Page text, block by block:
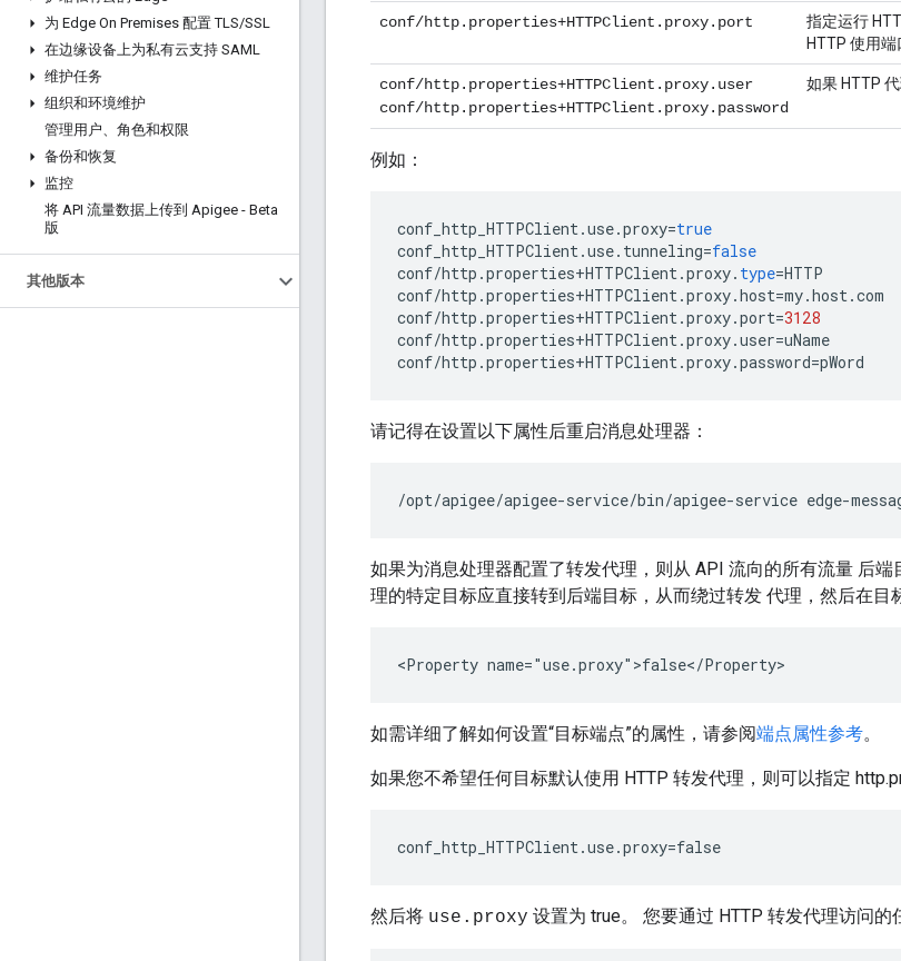
为 Edge On Premises 配置 TLS/SSL
在边缘设备上为私有云支持 SAML
维护任务
组织和环境维护
管理用户、角色和权限
备份和恢复
监控
将 API 流量数据上传到 Apigee - Beta
版
其他版本
conf/http.properties+HTTPClient.proxy.port
指定运行
HTTP 使用端
conf/http.properties+HTTPClient.proxy.user
conf/http.properties+HTTPClient.proxy.password
如果 HTTP
例如：
conf_http_HTTPClient.use.proxy=true
conf_http_HTTPClient.use. tunneling=false
conf/http .properties+HTTPClient.proxy. type=HTTP
conf/http .properties+HTTPClient.proxy.host=my.host.com
conf/http .properties+HTTPClient.proxy.port=3128
conf/http .properties+HTTPClient.proxy.user=uName
conf/http .properties+HTTPClient.proxy.password=pWord
请记得在设置以下属性后重启消息处理器：
/opt/apigee/apigee-service/bin/apigee-service edge-
如果为消息处理器配置了转发代理，则从 API 流向的所有流量 后
理的特定目标应直接转到后端目标，从而绕过转发 代理，然后在目
<Property name="use.proxy">false</Property>
如需详细了解如何设置“目标端点”的属性，请参阅端点属性参考。
如果您不希望任何目标默认使用 HTTP 转发代理，则可以指定
conf_http_HTTPClient.use.proxy=false
然后将 use.proxy 设置为 true。 您要通过 HTTP 转发代理访问的